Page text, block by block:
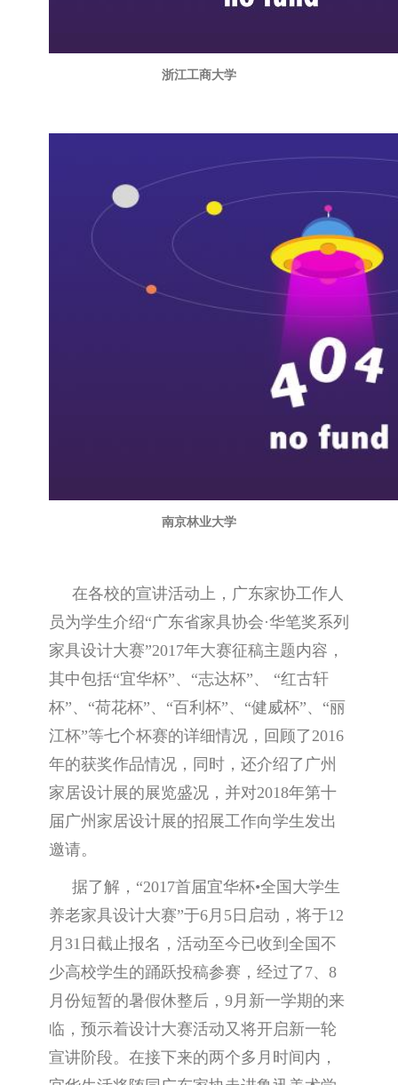
浙江工商大学
南京林业大学
在各校的宣讲活动上，广东家协工作人
员为学生介绍“广东省家具协会·华笔奖系列
家具设计大赛”2017年大赛征稿主题内容，
其中包括“宜华杯”、“志达杯”、 “红古轩
杯”、“荷花杯”、“百利杯”、“健威杯”、“丽
江杯”等七个杯赛的详细情况，回顾了2016
年的获奖作品情况，同时，还介绍了广州
家居设计展的展览盛况，并对2018年第十
届广州家居设计展的招展工作向学生发出
邀请。
据了解，“2017首届宜华杯•全国大学生
养老家具设计大赛”于6月5日启动，将于12
月31日截止报名，活动至今已收到全国不
少高校学生的踊跃投稿参赛，经过了7、8
月份短暂的暑假休整后，9月新一学期的来
临，预示着设计大赛活动又将开启新一轮
宣讲阶段。在接下来的两个多月时间内，